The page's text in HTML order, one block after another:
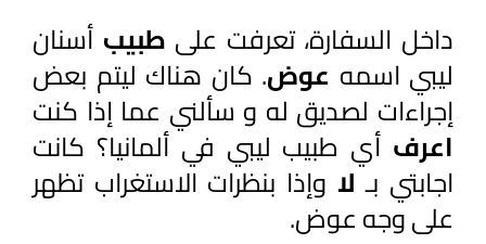
داخل السفارة، تعرفت على طبيب
ليبي اسمه عوض
إجراءات لصديق له و سألني عما إذا كنت
اعرف
اجابتي بـ لا وإذا بنظرات الاستغراب تظهر
على وجه عوض.